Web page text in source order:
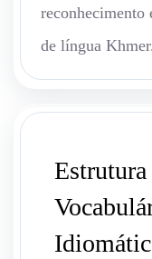
reconhecimento
de língua Khmer.